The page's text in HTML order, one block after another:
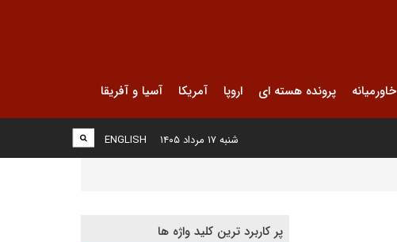
خاورمیانه پرونده هسته ای اروپا آمریکا آسیا و آفریقا
ENGLISH شنبه ۱۷ مرداد ۱۴۰۵
پر کاربرد ترین کلید واژه ها